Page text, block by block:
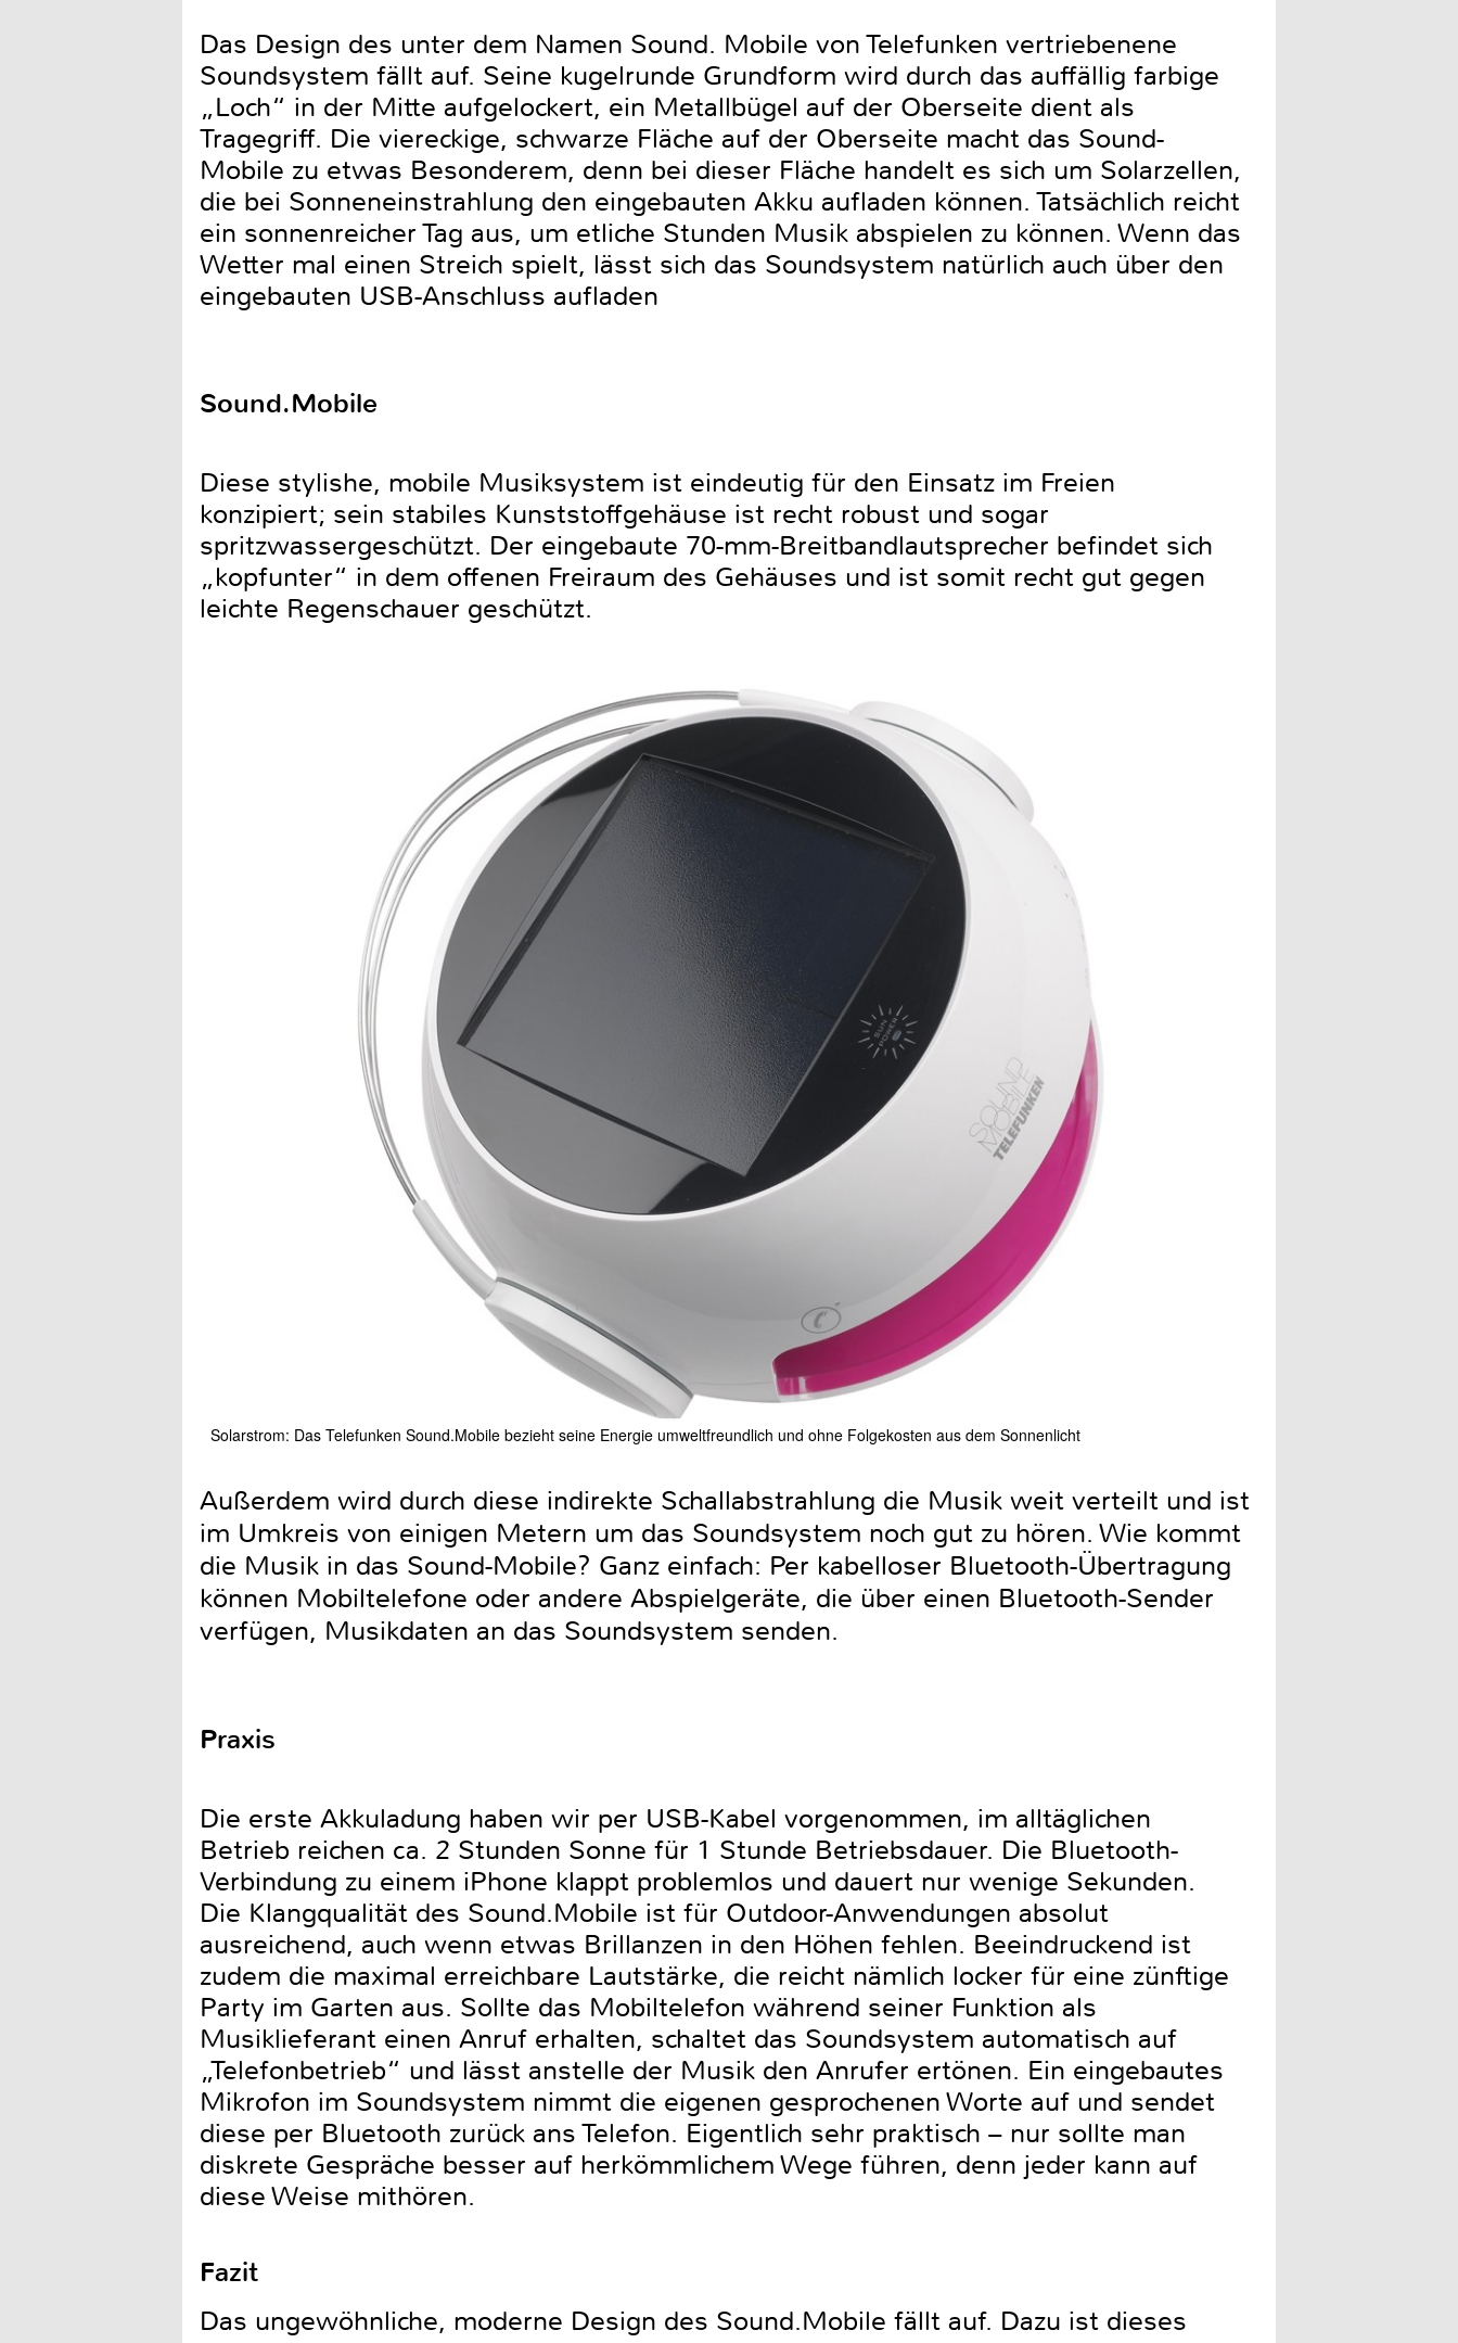
Das Design des unter dem Namen Sound. Mobile von Telefunken vertriebenene
Soundsystem fällt auf. Seine kugelrunde Grundform wird durch das auffällig farbige
„Loch“ in der Mitte aufgelockert, ein Metallbügel auf der Oberseite dient als
Tragegriff. Die viereckige, schwarze Fläche auf der Oberseite macht das Sound-
Mobile zu etwas Besonderem, denn bei dieser Fläche handelt es sich um Solarzellen,
die bei Sonneneinstrahlung den eingebauten Akku aufladen können. Tatsächlich reicht
ein sonnenreicher Tag aus, um etliche Stunden Musik abspielen zu können. Wenn das
Wetter mal einen Streich spielt, lässt sich das Soundsystem natürlich auch über den
eingebauten USB-Anschluss aufladen
Sound.Mobile
Diese stylishe, mobile Musiksystem ist eindeutig für den Einsatz im Freien
konzipiert; sein stabiles Kunststoffgehäuse ist recht robust und sogar
spritzwassergeschützt. Der eingebaute 70-mm-Breitbandlautsprecher befindet sich
„kopfunter“ in dem offenen Freiraum des Gehäuses und ist somit recht gut gegen
leichte Regenschauer geschützt.
Solarstrom: Das Telefunken Sound.Mobile bezieht seine Energie umweltfreundlich und ohne Folgekosten aus dem Sonnenlicht
Außerdem wird durch diese indirekte Schallabstrahlung die Musik weit verteilt und ist
im Umkreis von einigen Metern um das Soundsystem noch gut zu hören. Wie kommt
die Musik in das Sound-Mobile? Ganz einfach: Per kabelloser Bluetooth-Übertragung
können Mobiltelefone oder andere Abspielgeräte, die über einen Bluetooth-Sender
verfügen, Musikdaten an das Soundsystem senden.
Praxis
Die erste Akkuladung haben wir per USB-Kabel vorgenommen, im alltäglichen
Betrieb reichen ca. 2 Stunden Sonne für 1 Stunde Betriebsdauer. Die Bluetooth-
Verbindung zu einem iPhone klappt problemlos und dauert nur wenige Sekunden.
Die Klangqualität des Sound.Mobile ist für Outdoor-Anwendungen absolut
ausreichend, auch wenn etwas Brillanzen in den Höhen fehlen. Beeindruckend ist
zudem die maximal erreichbare Lautstärke, die reicht nämlich locker für eine zünftige
Party im Garten aus. Sollte das Mobiltelefon während seiner Funktion als
Musiklieferant einen Anruf erhalten, schaltet das Soundsystem automatisch auf
„Telefonbetrieb“ und lässt anstelle der Musik den Anrufer ertönen. Ein eingebautes
Mikrofon im Soundsystem nimmt die eigenen gesprochenen Worte auf und sendet
diese per Bluetooth zurück ans Telefon. Eigentlich sehr praktisch – nur sollte man
diskrete Gespräche besser auf herkömmlichem Wege führen, denn jeder kann auf
diese Weise mithören.
Fazit
Das ungewöhnliche, moderne Design des Sound.Mobile fällt auf. Dazu ist dieses